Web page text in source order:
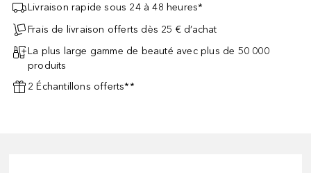
Livraison rapide sous 24 à 48 heures*
Frais de livraison offerts dès 25 € d’achat
La plus large gamme de beauté avec plus de 50 000
produits
2 Échantillons offerts**